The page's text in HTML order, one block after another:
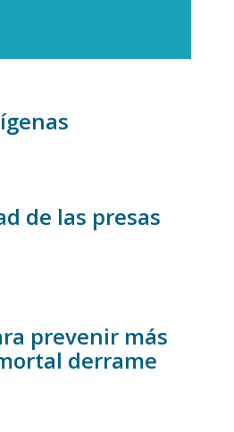
de las presas
prevenir más
derrame